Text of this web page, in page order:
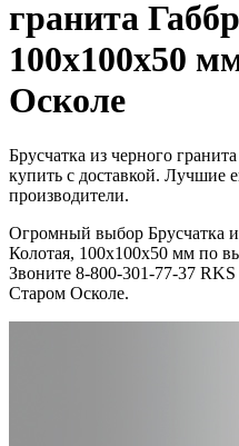
гранита
100x100x50
Осколе
Брусчатка из черного
купить с доставкой. Лучшие
производители.
Огромный выбор Брусчатка
Колотая, 100x100x50 мм по
Звоните 8-800-301-77-37
Старом Осколе.